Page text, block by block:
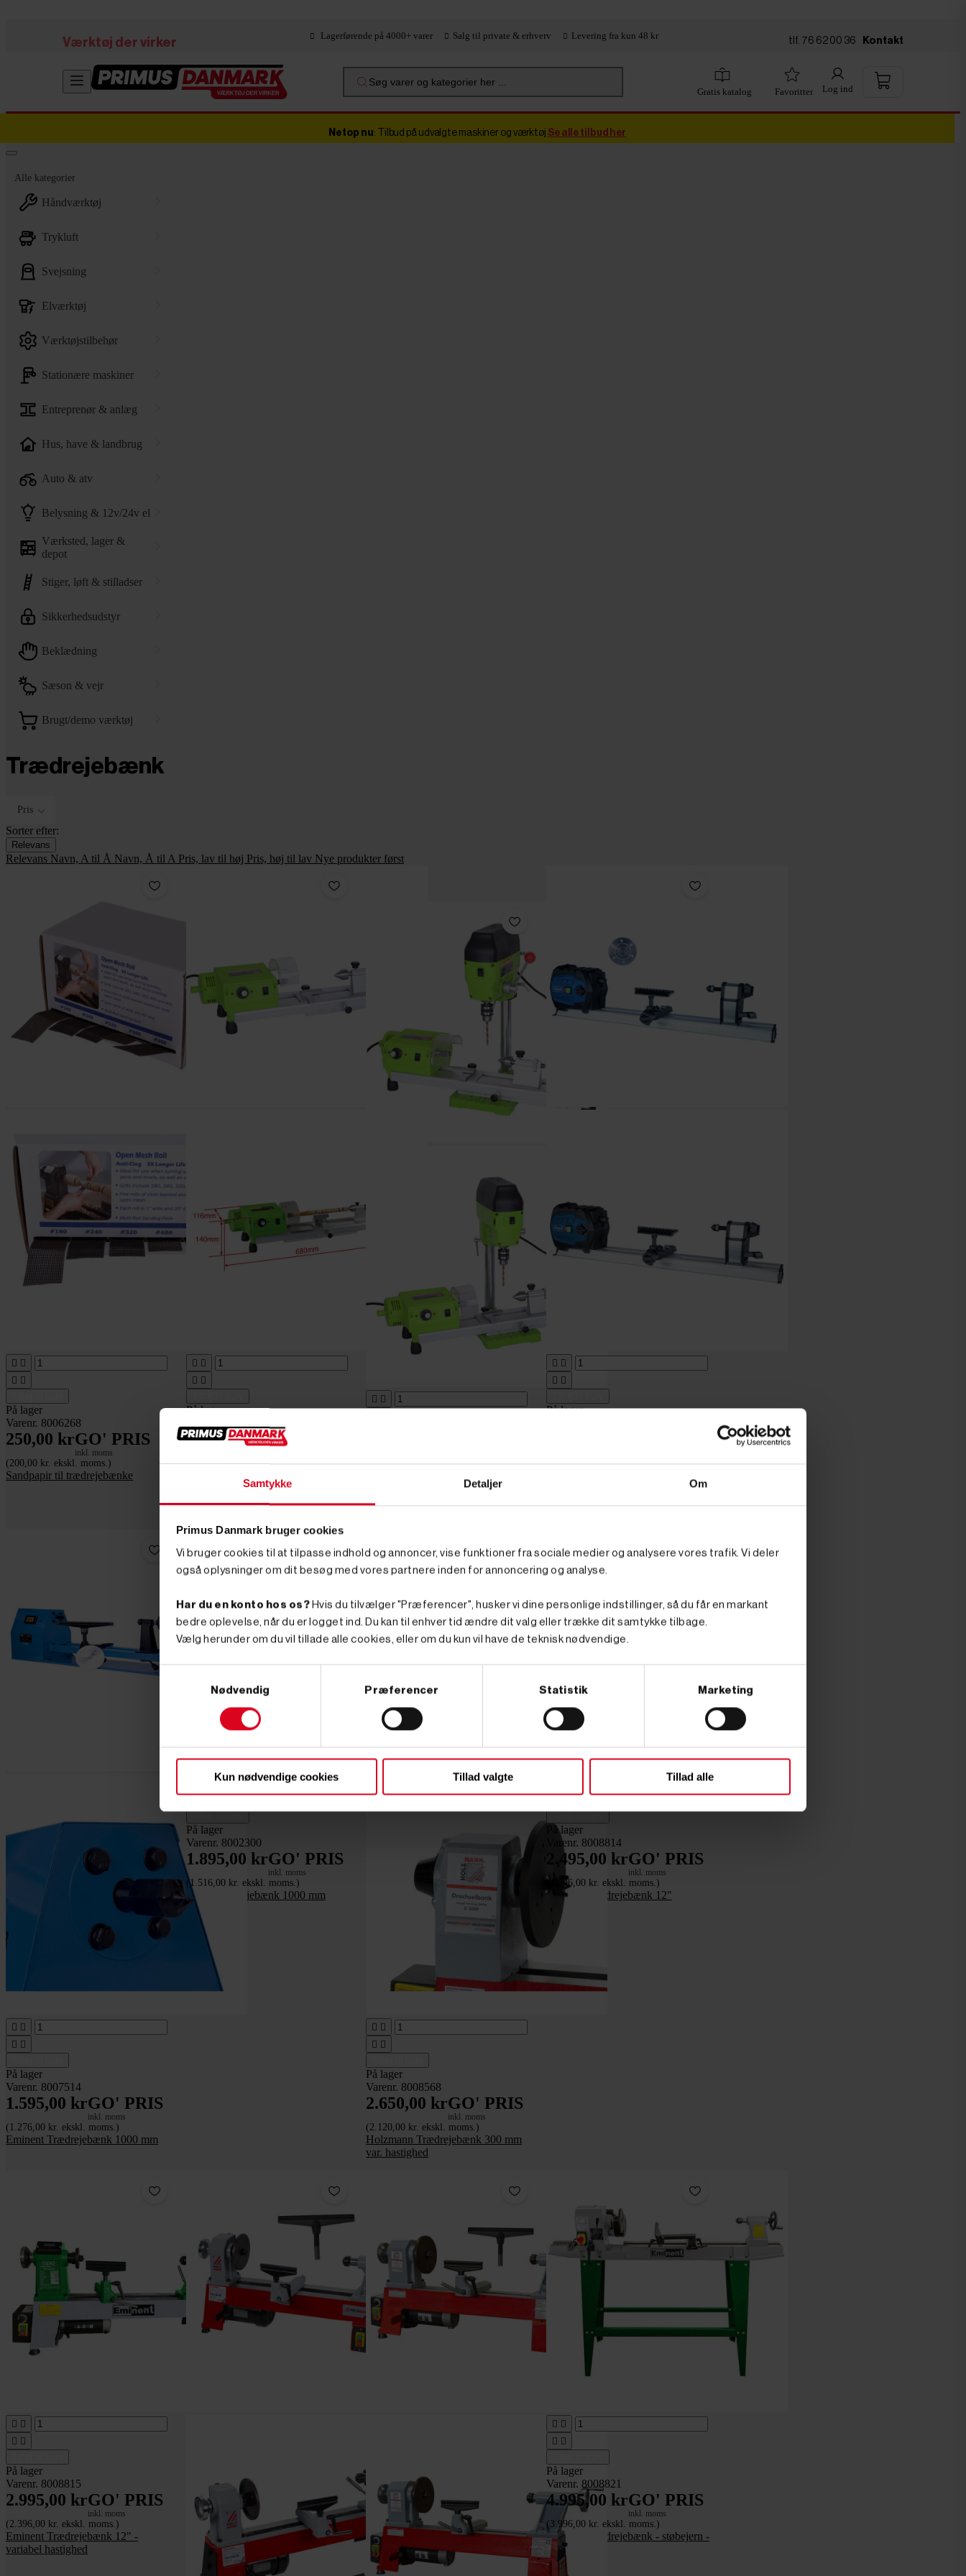
Samtykke Detaljer Om
Primus Danmark bruger cookies
Vi bruger cookies til at tilpasse indhold og annoncer, vise funktioner fra sociale medier og analysere vores trafik. Vi deler
også oplysninger om dit besøg med vores partnere inden for annoncering og analyse.
Har du en konto hos os? Hvis du tilvælger "Præferencer", husker vi dine personlige indstillinger, så du får en markant
bedre oplevelse, når du er logget ind. Du kan til enhver tid ændre dit valg eller trække dit samtykke tilbage.
Vælg herunder om du vil tillade alle cookies, eller om du kun vil have de teknisk nødvendige.
Nødvendig Præferencer Statistik Marketing
Kun nødvendige cookies Tillad valgte Tillad alle
Værktøj der virker
Lagerførende på 4000+ varer Salg til private & erhverv Levering fra kun 48 kr tlf. 76 62 00 36 Kontakt
Søg varer og kategorier her ...
Gratis katalog Favoritter Log ind
Netop nu: Tilbud på udvalgte maskiner og værktøj Se alle tilbud her
Alle kategorier
håndværktøj
trykluft
svejsning
elværktøj
værktøjstilbehør
stationære maskiner
entreprenør & anlæg
hus, have & landbrug
auto & atv
belysning & 12v/24v el
værksted, lager &
depot
stiger, løft & stilladser
sikkerhedsudstyr
beklædning
sæson & vejr
brugt/demo værktøj
Trædrejebænk
Pris
Sorter efter:
Relevans
Relevans Navn, A til Å Navn, Å til A Pris, lav til høj Pris, høj til lav Nye produkter først
 
 
På lager
Varenr. 8006268
250,00 krGO' PRIS
inkl. moms
(200,00 kr. ekskl. moms.)
Sandpapir til trædrejebænke
 
 
På lager
1.370,00 krGO' PRIS
(1.096,00 kr. ekskl. moms.)
variabel hastighed
 
GO' PRIS
inkl. moms
 
 
På lager
(1.276,00 kr. ekskl. moms.)
 
 
På lager
Varenr. 8007514
1.595,00 krGO' PRIS
inkl. moms
(1.276,00 kr. ekskl. moms.)
Eminent Trædrejebænk 1000 mm
Tilføj til kurv
På lager
Varenr. 8002300
1.895,00 krGO' PRIS
inkl. moms
(1.516,00 kr. ekskl. moms.)
Güde Trædrejebænk 1000 mm
 
 
På lager
Varenr. 8008568
2.650,00 krGO' PRIS
inkl. moms
(2.120,00 kr. ekskl. moms.)
Holzmann Trædrejebænk 300 mm
var. hastighed
Tilføj til kurv
På lager
Varenr. 8008814
2.495,00 krGO' PRIS
inkl. moms
(1.996,00 kr. ekskl. moms.)
Eminent Trædrejebænk 12"
 
 
På lager
Varenr. 8008815
2.995,00 krGO' PRIS
inkl. moms
(2.396,00 kr. ekskl. moms.)
Eminent Trædrejebænk 12" -
variabel hastighed
 
 
På lager
Varenr. 8008821
4.995,00 krGO' PRIS
inkl. moms
(3.996,00 kr. ekskl. moms.)
Eminent Trædrejebænk - støbejern -
900 mm